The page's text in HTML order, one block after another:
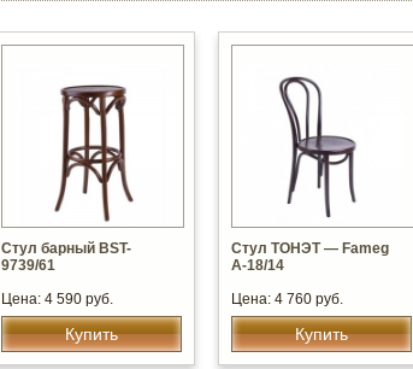
Стул барный BST-
9739/61
Цена: 4 590 руб.
Купить
Стул ТОНЭТ — Fameg
А-18/14
Цена: 4 760 руб.
Купить